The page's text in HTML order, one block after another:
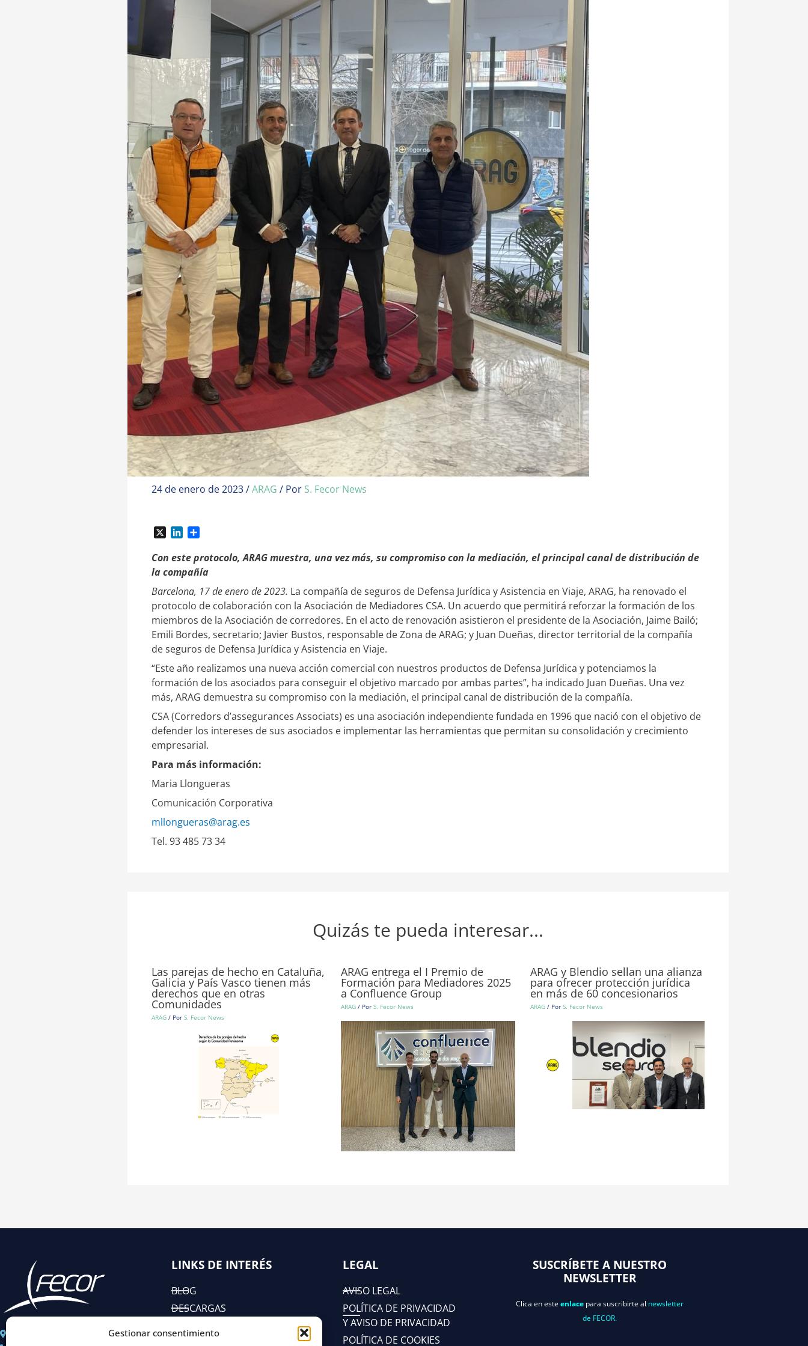
Gestionar consentimiento
24 de enero de 2023/ARAG / Por S. Fecor News
n
k
e
d
I
n
m
p
r
t
i
Con este protocolo, ARAG muestra, una vez más, su compromiso con la mediación, el principal canal de distribución de
la compañía
Barcelona, 17 de enero de 2023. La compañía de seguros de Defensa Jurídica y Asistencia en Viaje, ARAG, ha renovado el
protocolo de colaboración con la Asociación de Mediadores CSA. Un acuerdo que permitirá reforzar la formación de los
miembros de la Asociación de corredores. En el acto de renovación asistieron el presidente de la Asociación, Jaime Bailó;
Emili Bordes, secretario; Javier Bustos, responsable de Zona de ARAG; y Juan Dueñas, director territorial de la compañía
de seguros de Defensa Jurídica y Asistencia en Viaje.
“Este año realizamos una nueva acción comercial con nuestros productos de Defensa Jurídica y potenciamos la
formación de los asociados para conseguir el objetivo marcado por ambas partes”, ha indicado Juan Dueñas. Una vez
más, ARAG demuestra su compromiso con la mediación, el principal canal de distribución de la compañía.
CSA (Corredors d’assegurances Associats) es una asociación independiente fundada en 1996 que nació con el objetivo de
defender los intereses de sus asociados e implementar las herramientas que permitan su consolidación y crecimiento
empresarial.
Para más información:
Maria Llongueras
Comunicación Corporativa
mllongueras@arag.es
Tel. 93 485 73 34
Quizás te pueda interesar...
Las parejas de hecho en Cataluña,
Galicia y País Vasco tienen más
derechos que en otras
Comunidades
ARAG / Por S. Fecor News
ARAG entrega el I Premio de
Formación para Mediadores 2025
a Confluence Group
ARAG / Por S. Fecor News
ARAG y Blendio sellan una alianza
para ofrecer protección jurídica
en más de 60 concesionarios
ARAG / Por S. Fecor News
C/ José Abascal n° 44, 1°
LINKS DE INTERÉS
BLOG
DESCARGAS
LEGAL
AVISO LEGAL
POLÍTICA DE PRIVACIDAD
Y AVISO DE PRIVACIDAD
POLÍTICA DE COOKIES
SUSCRÍBETE A NUESTRO
NEWSLETTER
Clica en este enlace para suscribirte al newsletter
de FECOR.